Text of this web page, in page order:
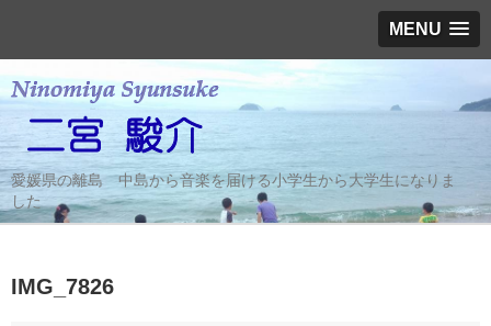
MENU
愛媛県の離島 中島から音楽を届ける小学生から大学生になりま
した
IMG_7826